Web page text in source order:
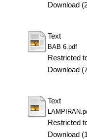
Download
Text
BAB 6.pdf
Restricted
Download
Text
Restricted
Download